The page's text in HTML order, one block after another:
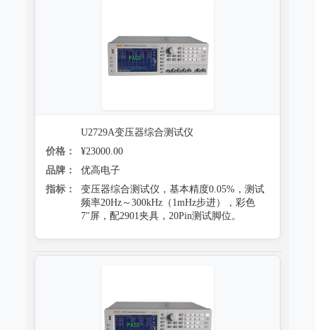
U2729A变压器综合测试仪
价格：
¥23000.00
品牌：
优高电子
指标：
变压器综合测试仪，基本精度0.05%，测试
频率20Hz～300kHz（1mHz步进），彩色
7"屏，配2901夹具，20Pin测试脚位。